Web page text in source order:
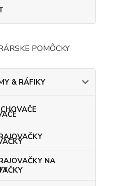
POMÔCKY
& RÁFIKY
NA